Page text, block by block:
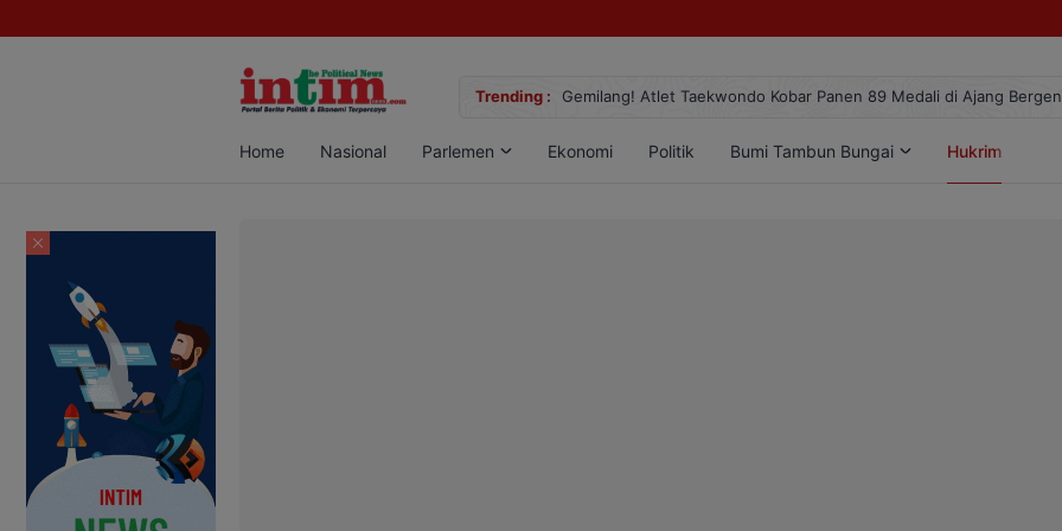
Trending :
Sabu di Pangkalan Bun, Dua Pelaku Diamankan Gemilang! Atlet Taekwondo Kobar Panen 89 Medali di Ajang
Home Nasional Parlemen Ekonomi Politik Bumi Tambun Bungai Hukrim